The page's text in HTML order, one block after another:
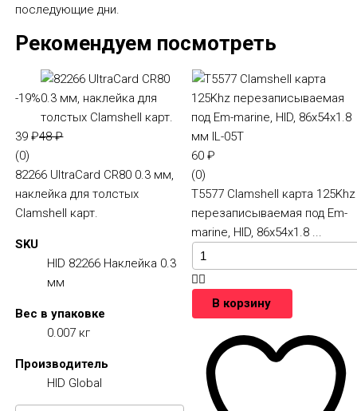
последующие дни.
Рекомендуем посмотреть
-19%
39₽48₽
(0)
82266 UltraCard CR80 0.3 мм,
наклейка для толстых
Clamshell карт.
SKU
HID 82266 Наклейка 0.3
мм
Вес в упаковке
0.007 кг
Производитель
HID Global
60₽
(0)
T5577 Clamshell карта 125Khz
перезаписываемая под Em-
marine, HID, 86х54х1.8 ...
В корзину